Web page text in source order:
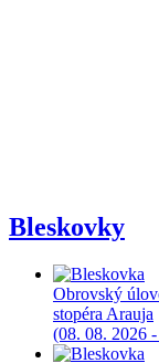
Bleskovky
Obrovský
stopéra Arauja
(08. 08. 2026